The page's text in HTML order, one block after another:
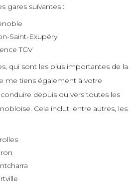
gares suivantes :
Saint-Exupéry
TGV
qui sont les plus importantes de la
me tiens également à votre
depuis ou vers toutes les
Cela inclut, entre autres, les